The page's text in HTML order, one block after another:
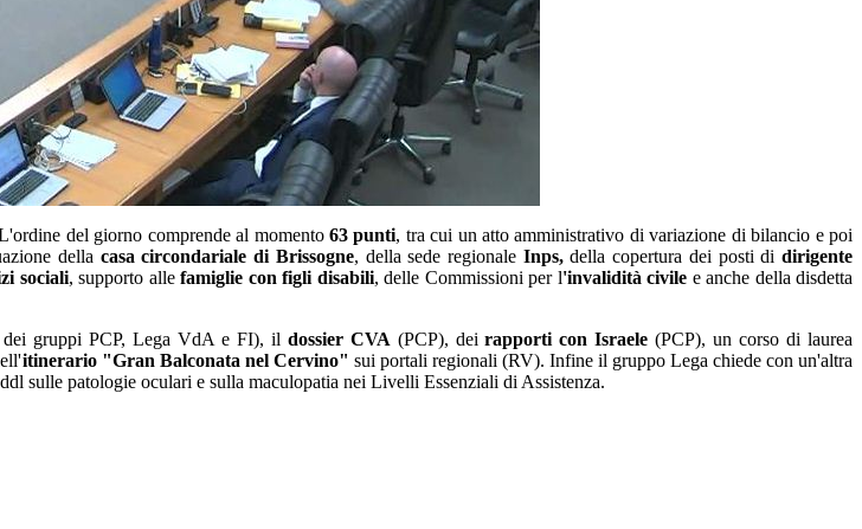
del giorno comprende al momento 63 punti, tra cui un atto amministrativo di variazione di bilancio e poi
della casa circondariale di Brissogne, della sede regionale Inps,della copertura dei posti didirigente
sociali, supporto alle famiglie con figli disabili, delle Commissioni per l'invalidità civile e anche della disdetta
gruppi PCP, Lega VdA e FI), il dossier CVA(PCP), deirapporti con Israele (PCP), un corso di laurea
itinerario "Gran Balconata nel Cervino" sui portali regionali (RV). Infine il gruppo Lega chiede con un'altra
sulle patologie oculari e sulla maculopatia nei Livelli Essenziali di Assistenza.